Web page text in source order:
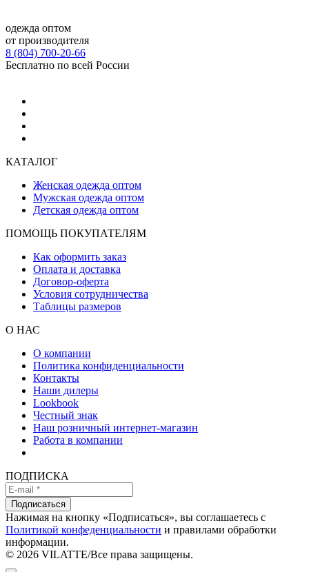
одежда оптом
от производителя
8 (804) 700-20-66
Бесплатно по всей России
КАТАЛОГ
Женская одежда оптом
Мужская одежда оптом
Детская одежда оптом
ПОМОЩЬ ПОКУПАТЕЛЯМ
Как оформить заказ
Оплата и доставка
Договор-оферта
Условия сотрудничества
Таблицы размеров
О НАС
О компании
Политика конфиденциальности
Контакты
Наши дилеры
Lookbook
Честный знак
Наш розничный интернет-магазин
Работа в компании
ПОДПИСКА
Подписаться
Нажимая на кнопку «Подписаться», вы соглашаетесь с
Политикой конфеденциальности и правилами обработки
информации.
© 2026 VILATTE/Все права защищены.